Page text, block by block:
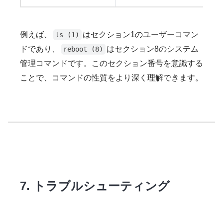
例えば、 ls (1)
はセクション1のユーザーコマン
ドであり、
reboot (8)
はセクション8のシステム
管理コマンドです。このセクション番号を意識する
ことで、コマンドの性質をより深く理解できます。
7. トラブルシューティング